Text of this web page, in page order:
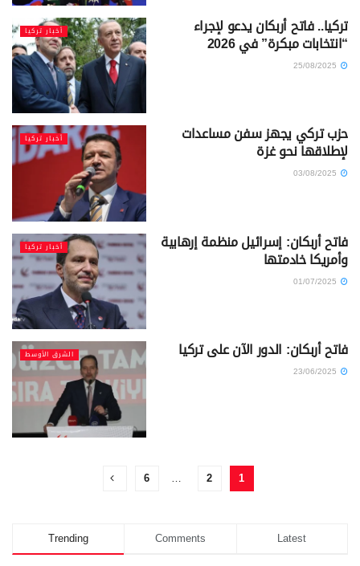
أخبار تركيا تركيا.. فاتح أربكان يدعو لإجراء
“انتخابات مبكرة” في 2026
أخبار تركيا حزب تركي يجهز سفن مساعدات
لإطلاقها نحو غزة
أخبار تركيا فاتح أربكان: إسرائيل منظمة إرهابية
وأمريكا خادمتها
الشرق الأوسط فاتح أربكان: الدور الآن على تركيا
1
2
…
6
Trending Comments Latest